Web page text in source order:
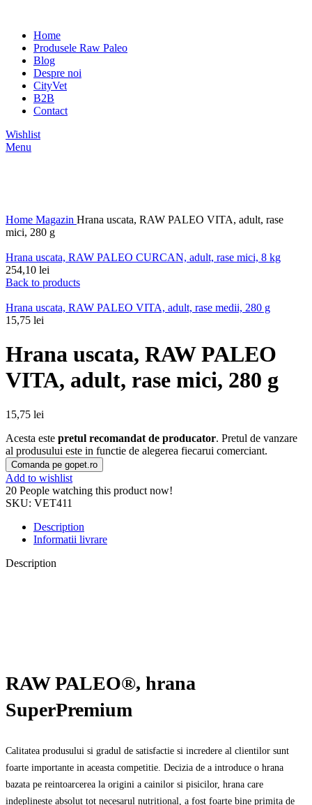
Home
Produsele Raw Paleo
Blog
Despre noi
CityVet
B2B
Contact
Wishlist
Menu
Home Magazin Hrana uscata, RAW PALEO VITA, adult, rase
mici, 280 g
Hrana uscata, RAW PALEO CURCAN, adult, rase mici, 8 kg
254,10 lei
Back to products
Hrana uscata, RAW PALEO VITA, adult, rase medii, 280 g
15,75 lei
Hrana uscata, RAW PALEO
VITA, adult, rase mici, 280 g
15,75 lei
Acesta este pretul recomandat de producator. Pretul de vanzare
al produsului este in functie de alegerea fiecarui comerciant.
Comanda pe gopet.ro
Add to wishlist
20 People watching this product now!
SKU: VET411
Description
Informatii livrare
Description
RAW PALEO®, hrana
SuperPremium
Calitatea produsului si gradul de satisfactie si incredere al clientilor sunt
foarte importante in aceasta competitie. Decizia de a introduce o hrana
bazata pe reintoarcerea la origini a cainilor si pisicilor, hrana care
indeplineste absolut tot necesarul nutritional, a fost foarte bine primita de